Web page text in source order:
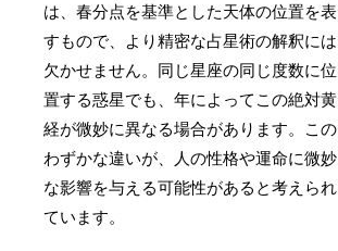
は、春分点を基準とした天体の位置を表
すもので、より精密な占星術の解釈には
欠かせません。同じ星座の同じ度数に位
置する惑星でも、年によってこの絶対黄
経が微妙に異なる場合があります。この
わずかな違いが、人の性格や運命に微妙
な影響を与える可能性があると考えられ
ています。